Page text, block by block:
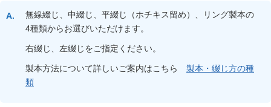
無線綴じ、中綴じ、平綴じ（ホチキス留め）、リング製本の
4種類からお選びいただけます。
右綴じ、左綴じをご指定ください。
製本方法について詳しいご案内はこちら製本・綴じ方の種
類